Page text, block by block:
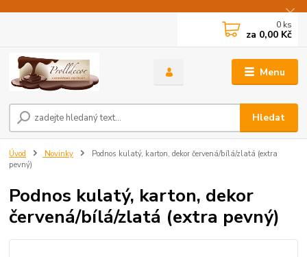
Menu
Hledat
0 ks
za 0,00 Kč
Úvod Novinky
Podnos kulatý, karton, dekor červená/bílá/zlatá (extra
pevný)
Podnos kulatý, karton, dekor
červená/bílá/zlatá (extra pevný)